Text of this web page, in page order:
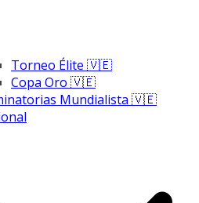
Torneo Élite 🇻🇪
Copa Oro 🇻🇪
Mundialista 🇻🇪